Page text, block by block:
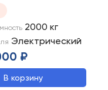
2000 кг
Электрический
₽
В корзину